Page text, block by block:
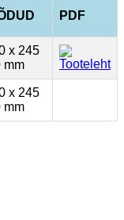
PDF
x 245
mm
x 245
mm